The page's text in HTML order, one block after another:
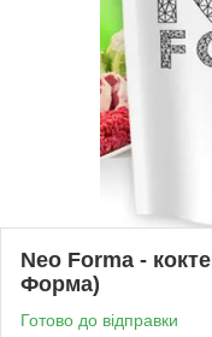
Neo Forma -
Форма)
Готово до відправки